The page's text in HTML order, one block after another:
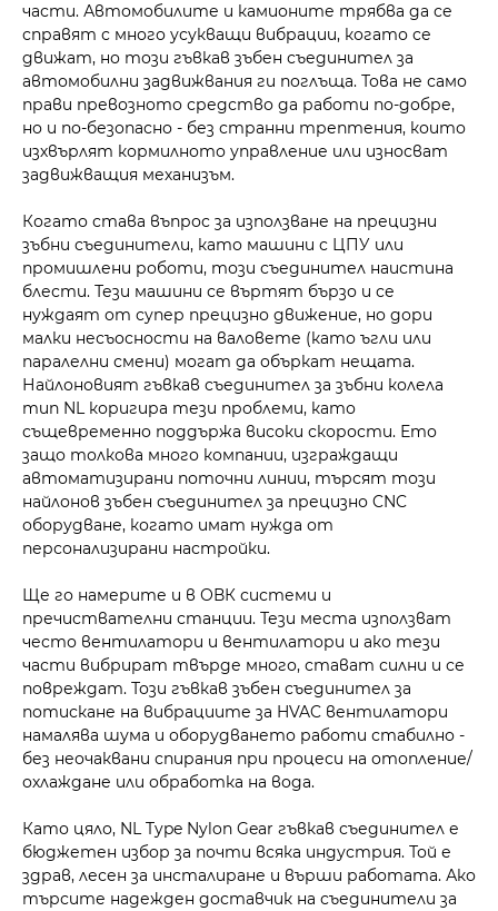
части. Автомобилите и камионите трябва да се
справят с много усукващи вибрации, когато се
движат, но този гъвкав зъбен съединител за
автомобилни задвижвания ги поглъща. Това не само
прави превозното средство да работи по-добре,
но и по-безопасно - без странни трептения, които
изхвърлят кормилното управление или износват
задвижващия механизъм.
Когато става въпрос за използване на прецизни
зъбни съединители, като машини с ЦПУ или
промишлени роботи, този съединител наистина
блести. Тези машини се въртят бързо и се
нуждаят от супер прецизно движение, но дори
малки несъосности на валовете (като ъгли или
паралелни смени) могат да объркат нещата.
Найлоновият гъвкав съединител за зъбни колела
тип NL коригира тези проблеми, като
същевременно поддържа високи скорости. Ето
защо толкова много компании, изграждащи
автоматизирани поточни линии, търсят този
найлонов зъбен съединител за прецизно CNC
оборудване, когато имат нужда от
персонализирани настройки.
Ще го намерите и в ОВК системи и
пречиствателни станции. Тези места използват
често вентилатори и вентилатори и ако тези
части вибрират твърде много, стават силни и се
повреждат. Този гъвкав зъбен съединител за
потискане на вибрациите за HVAC вентилатори
намалява шума и оборудването работи стабилно -
без неочаквани спирания при процеси на отопление/
охлаждане или обработка на вода.
Като цяло, NL Type Nylon Gear гъвкав съединител е
бюджетен избор за почти всяка индустрия. Той е
здрав, лесен за инсталиране и върши работата. Ако
търсите надежден доставчик на съединители за